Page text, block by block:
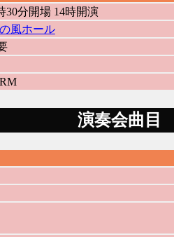
30分開場 14時開演
風ホール
演奏会曲目